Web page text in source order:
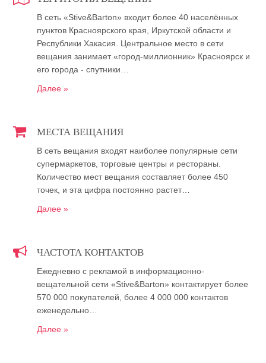
В сеть «Stive&Barton» входит более 40 населённых
пунктов Красноярского края, Иркутской области и
Республики Хакасия. Центральное место в сети
вещания занимает «город-миллионник» Красноярск и
его города - спутники…
Далее »
МЕСТА ВЕЩАНИЯ
В сеть вещания входят наиболее популярные сети
супермаркетов, торговые центры и рестораны.
Количество мест вещания составляет более 450
точек, и эта цифра постоянно растет…
Далее »
ЧАСТОТА КОНТАКТОВ
Ежедневно с рекламой в информационно-
вещательной сети «Stive&Barton» контактирует более
570 000 покупателей, более 4 000 000 контактов
еженедельно…
Далее »